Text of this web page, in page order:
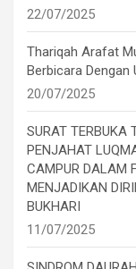
22/07/2025
Thariqah Arafat
Berbicara Dengan
20/07/2025
SURAT TERBUKA
PENJAHAT
CAMPUR DALAM
MENJADIKAN
BUKHARI
11/07/2025